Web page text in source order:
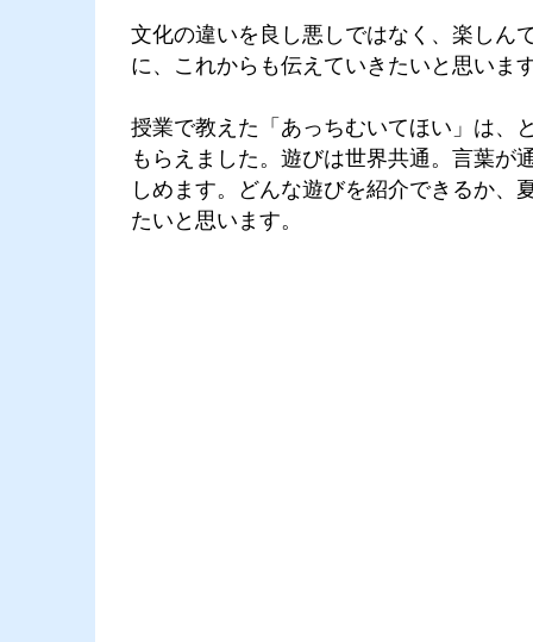
文化の違いを良し悪しではなく、楽しん
に、これからも伝えていきたいと思いま
授業で教えた「あっちむいてほい」は、
もらえました。遊びは世界共通。言葉が
しめます。どんな遊びを紹介できるか、
たいと思います。